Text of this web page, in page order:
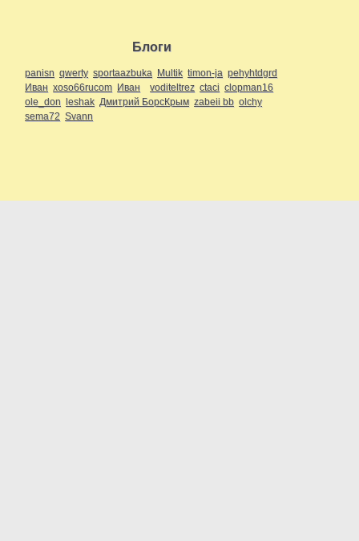
Блоги
panisn qwerty sportaazbuka Multik timon-ja pehyhtdgrd
Иван xoso66rucom Иван voditeltrez ctaci clopman16
ole_don leshak Дмитрий БорсКрым zabeii bb olchy
sema72 Svann